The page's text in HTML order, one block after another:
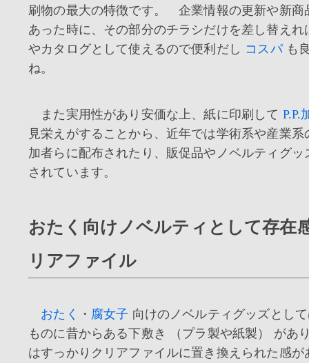
刷物の最大の特徴です。 企業情報の更新や新商
あった時に、その部分のチラシだけを差し替えれ
やカタログとして使えるので便利だし コスパも
ね。
また実用性があり安価な上、紙に印刷して P.P.
見栄えがすることから、近年では学術系や産業
加者らに配布されたり、販促品やノベルティグッ
されています。
おたく向けノベルティとして存在
リアファイル
おたく ・ 腐女子 向けのノベルティグッズとし
ものに昔からある下敷き （プラ製や紙製） があ
はすっかりクリアファイルに置き換えられた感